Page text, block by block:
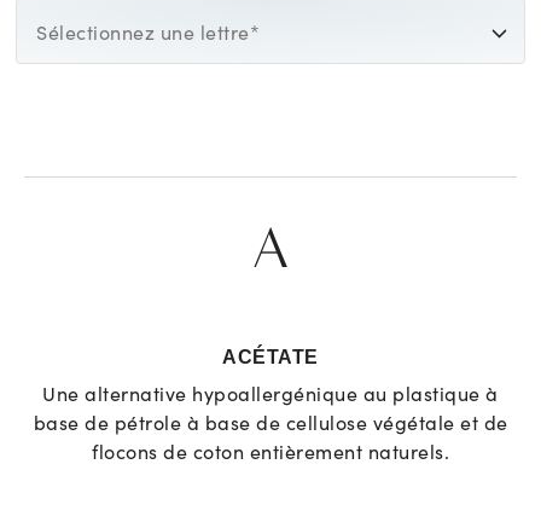
Sélectionnez une lettre*
A
ACÉTATE
Une alternative hypoallergénique au plastique à
base de pétrole à base de cellulose végétale et de
flocons de coton entièrement naturels.